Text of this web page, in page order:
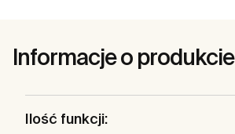
Informacje o produkcie
Ilość funkcji: